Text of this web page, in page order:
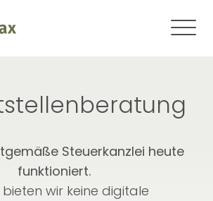
Steuerkanzlei heute
funktioniert.
wir keine digitale